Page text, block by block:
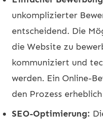
unkomplizierter
entscheidend. Die
die Website zu
kommuniziert und
werden. Ein Online-
den Prozess
SEO-Optimierung: